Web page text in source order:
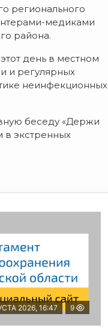
регионального
медиками
района.
день в местном
и регулярных
неинфекционных
беседу «Держи
в экстренных
2026, 16:47 9